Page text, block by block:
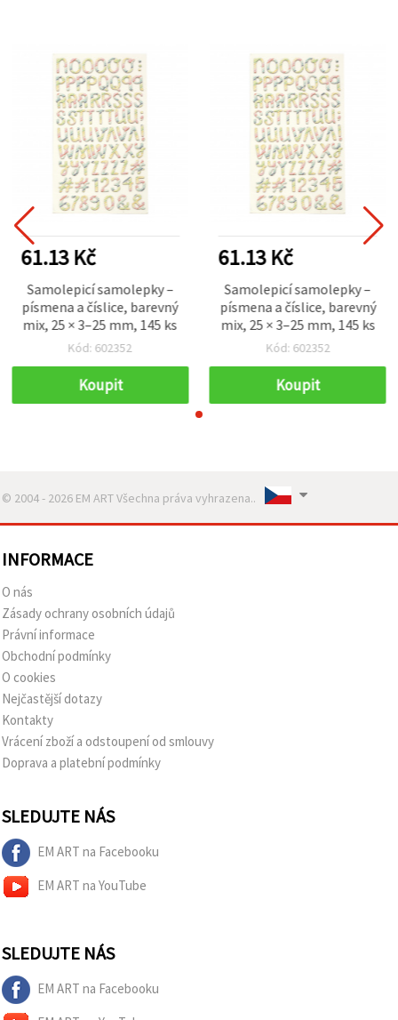
61.13 Kč
Samolepicí samolepky –
písmena a číslice, barevný
mix, 25 × 3–25 mm, 145 ks
Kód: 602352
Koupit
61.13 Kč
Samolepicí samolepky –
písmena a číslice, barevný
mix, 25 × 3–25 mm, 145 ks
Kód: 602352
Koupit
© 2004 - 2026 EM ART Všechna práva vyhrazena..
INFORMACE
O nás
Zásady ochrany osobních údajů
Právní informace
Obchodní podmínky
O cookies
Nejčastější dotazy
Kontakty
Vrácení zboží a odstoupení od smlouvy
Doprava a platební podmínky
SLEDUJTE NÁS
EM ART na Facebooku
EM ART na YouTube
SLEDUJTE NÁS
EM ART na Facebooku